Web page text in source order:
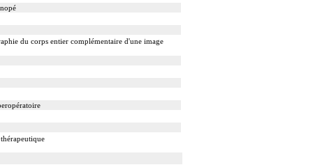
du corps entier complémentaire d'une image